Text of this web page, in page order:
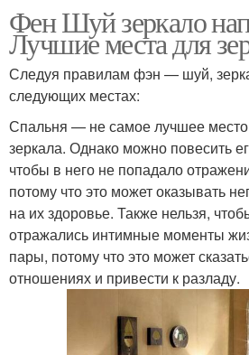
Фен Шуй зеркало
Лучшие места для
Следуя правилам фэн — шуй,
следующих местах:
Спальня — не самое лучшее
зеркала. Однако можно повесить
чтобы в него не попадало
потому что это может оказывать
на их здоровье. Также нельзя,
отражались интимные моменты
пары, потому что это может
отношениях и привести к разладу.